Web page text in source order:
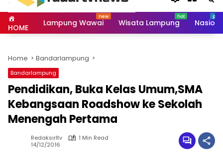
HOME Lampung Wawai Wisata Lampung
Home Bandarlampung
Bandarlampung
Pendidikan, Buka Kelas Umum,SMA
Kebangsaan Roadshow ke Sekolah
Menengah Pertama
Redaksirltv
1 Min Read
14/12/2016